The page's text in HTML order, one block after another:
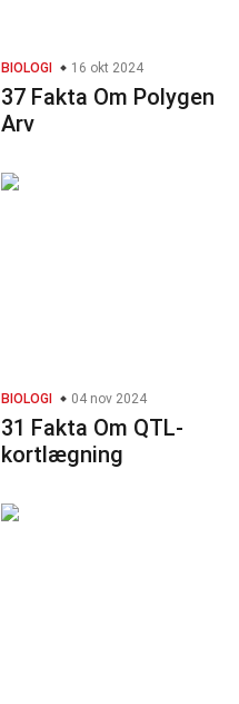
BIOLOGI 16 okt 2024
37 Fakta Om Polygen
Arv
BIOLOGI 04 nov 2024
31 Fakta Om QTL-
kortlægning